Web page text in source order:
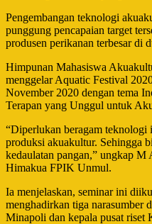
Pengembangan teknologi
punggung pencapaian target
produsen perikanan terbesar di
Himpunan Mahasiswa
menggelar Aquatic Festival
November 2020 dengan tema
Terapan yang Unggul untuk
“Diperlukan beragam teknologi
produksi akuakultur. Sehingga
kedaulatan pangan,” ungkap
Himakua FPIK Unmul.
Ia menjelaskan, seminar ini
menghadirkan tiga narasumber
Minapoli dan kepala pusat riset